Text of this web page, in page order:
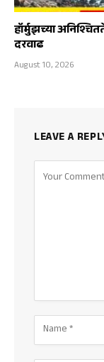
हॉर्मुझच्या
दरवाढ
August 10, 2026
LEAVE A